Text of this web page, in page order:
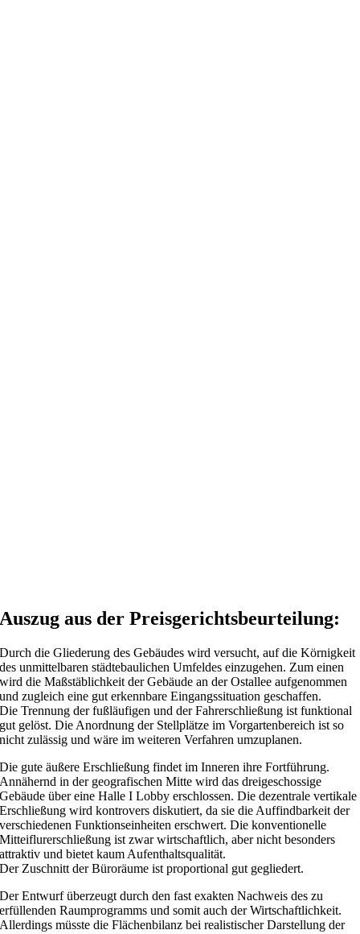
Auszug aus der Preisgerichtsbeurteilung:
Durch die Gliederung des Gebäudes wird versucht, auf die Körnigkeit
des unmittelbaren städtebaulichen Umfeldes einzugehen. Zum einen
wird die Maßstäblichkeit der Gebäude an der Ostallee aufgenommen
und zugleich eine gut erkennbare Eingangssituation geschaffen.
Die Trennung der fußläufigen und der Fahrerschließung ist funktional
gut gelöst. Die Anordnung der Stellplätze im Vorgartenbereich ist so
nicht zulässig und wäre im weiteren Verfahren umzuplanen.
Die gute äußere Erschließung findet im Inneren ihre Fortführung.
Annähernd in der geografischen Mitte wird das dreigeschossige
Gebäude über eine Halle I Lobby erschlossen. Die dezentrale vertikale
Erschließung wird kontrovers diskutiert, da sie die Auffindbarkeit der
verschiedenen Funktionseinheiten erschwert. Die konventionelle
Mitteiflurerschließung ist zwar wirtschaftlich, aber nicht besonders
attraktiv und bietet kaum Aufenthaltsqualität.
Der Zuschnitt der Büroräume ist proportional gut gegliedert.
Der Entwurf überzeugt durch den fast exakten Nachweis des zu
erfüllenden Raumprogramms und somit auch der Wirtschaftlichkeit.
Allerdings müsste die Flächenbilanz bei realistischer Darstellung der